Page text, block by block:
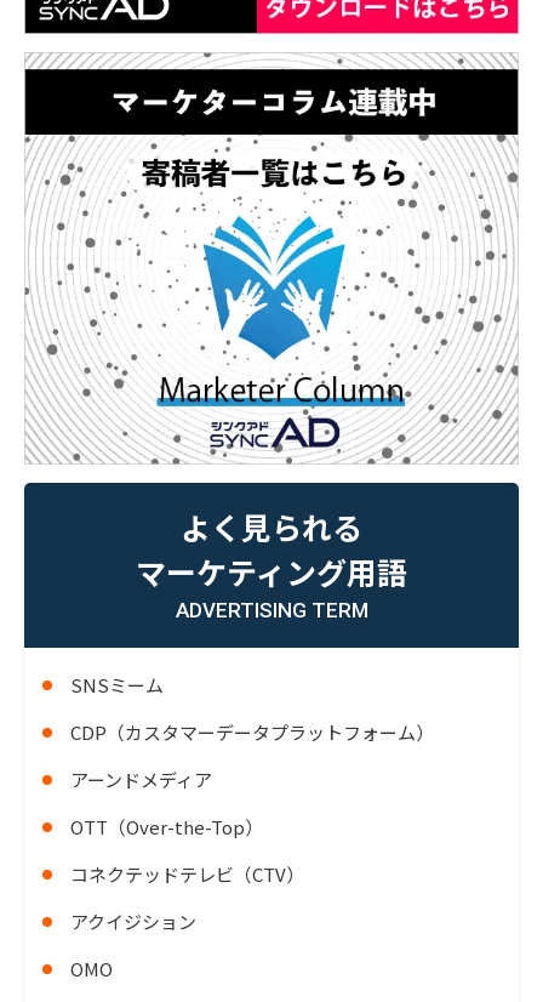
よく見られる
マーケティング用語
ADVERTISING TERM
SNSミーム
CDP（カスタマーデータプラットフォーム）
アーンドメディア
OTT（Over-the-Top）
コネクテッドテレビ（CTV）
アクイジション
OMO